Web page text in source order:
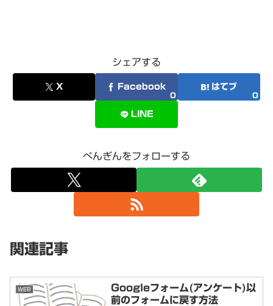
シェアする
X Facebook
0
はてブ
0
LINE
ぺんぎんをフォローする
関連記事
WEB
Googleフォーム(アンケート)以
前のフォームに戻す方法